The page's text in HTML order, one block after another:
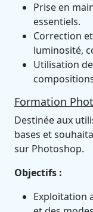
Prise en
essentiels.
Correction
luminosité,
Utilisation
Formation
Destinée aux
bases et
sur Photoshop.
Objectifs :
Exploitation